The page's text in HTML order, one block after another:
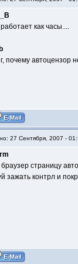
как часы....
почему автоцензор
27 Сентября, 2007 -
страницу
зажать контрл и